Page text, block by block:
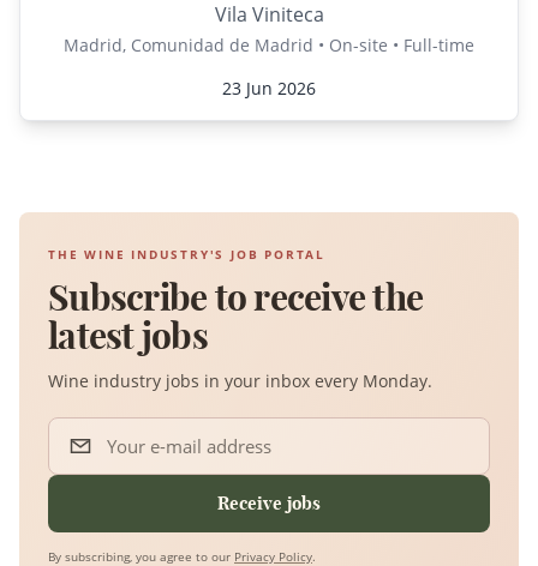
Vila Viniteca
Madrid, Comunidad de Madrid • On-site • Full-time
23 Jun 2026
THE WINE INDUSTRY'S JOB PORTAL
Subscribe to receive the
latest jobs
Wine industry jobs in your inbox every Monday.
Your e-mail address
Receive jobs
By subscribing, you agree to our Privacy Policy.